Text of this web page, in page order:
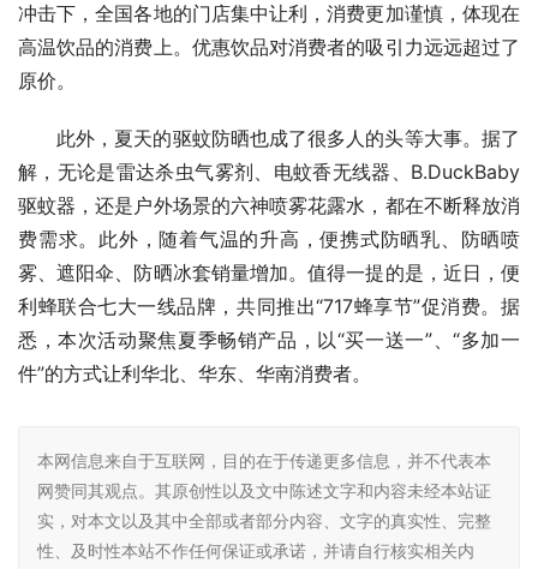
冲击下，全国各地的门店集中让利，消费更加谨慎，体现在
高温饮品的消费上。优惠饮品对消费者的吸引力远远超过了
原价。
此外，夏天的驱蚊防晒也成了很多人的头等大事。据了
解，无论是雷达杀虫气雾剂、电蚊香无线器、B.DuckBaby
驱蚊器，还是户外场景的六神喷雾花露水，都在不断释放消
费需求。此外，随着气温的升高，便携式防晒乳、防晒喷
雾、遮阳伞、防晒冰套销量增加。值得一提的是，近日，便
利蜂联合七大一线品牌，共同推出“717蜂享节”促消费。据
悉，本次活动聚焦夏季畅销产品，以“买一送一”、“多加一
件”的方式让利华北、华东、华南消费者。
本网信息来自于互联网，目的在于传递更多信息，并不代表本
网赞同其观点。其原创性以及文中陈述文字和内容未经本站证
实，对本文以及其中全部或者部分内容、文字的真实性、完整
性、及时性本站不作任何保证或承诺，并请自行核实相关内